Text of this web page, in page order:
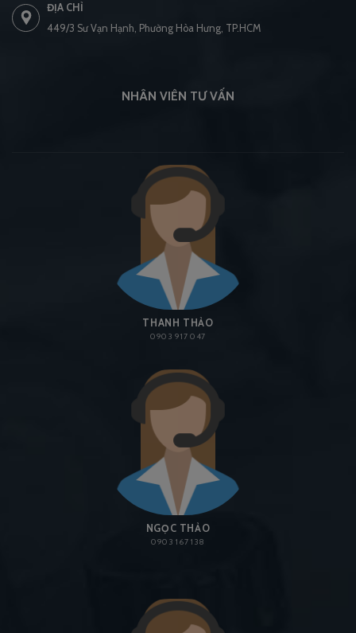
ĐỊA CHỈ
449/3 Sư Vạn Hạnh, Phường Hòa Hưng, TP.HCM
NHÂN VIÊN TƯ VẤN
THANH THẢO
0903 917 047
NGỌC THẢO
0903 167 138